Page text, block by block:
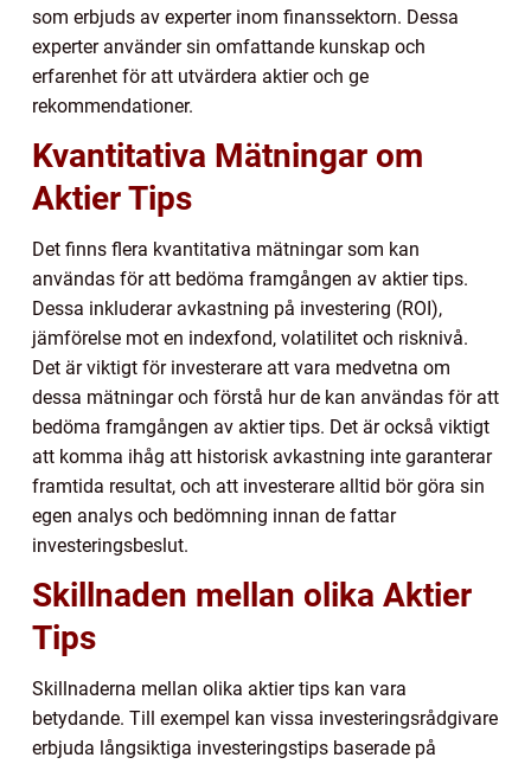
som erbjuds av experter inom finanssektorn. Dessa
experter använder sin omfattande kunskap och
erfarenhet för att utvärdera aktier och ge
rekommendationer.
Kvantitativa Mätningar om
Aktier Tips
Det finns flera kvantitativa mätningar som kan
användas för att bedöma framgången av aktier tips.
Dessa inkluderar avkastning på investering (ROI),
jämförelse mot en indexfond, volatilitet och risknivå.
Det är viktigt för investerare att vara medvetna om
dessa mätningar och förstå hur de kan användas för att
bedöma framgången av aktier tips. Det är också viktigt
att komma ihåg att historisk avkastning inte garanterar
framtida resultat, och att investerare alltid bör göra sin
egen analys och bedömning innan de fattar
investeringsbeslut.
Skillnaden mellan olika Aktier
Tips
Skillnaderna mellan olika aktier tips kan vara
betydande. Till exempel kan vissa investeringsrådgivare
erbjuda långsiktiga investeringstips baserade på